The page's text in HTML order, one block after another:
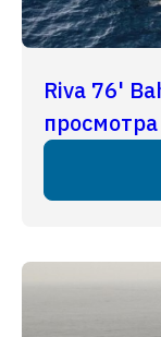
Riva 76'